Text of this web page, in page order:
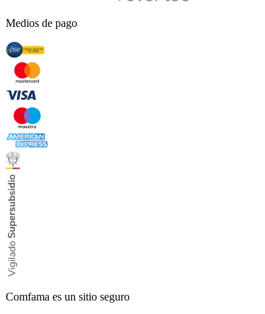
Medios de pago
Comfama es un sitio seguro